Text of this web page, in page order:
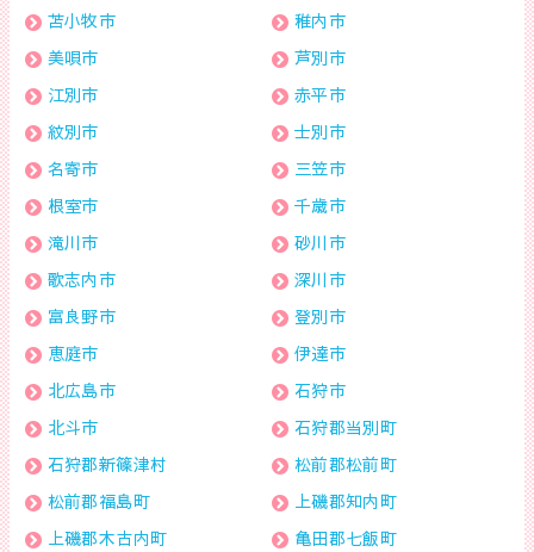
苫小牧市
稚内市
美唄市
芦別市
江別市
赤平市
紋別市
士別市
名寄市
三笠市
根室市
千歳市
滝川市
砂川市
歌志内市
深川市
富良野市
登別市
恵庭市
伊達市
北広島市
石狩市
北斗市
石狩郡当別町
石狩郡新篠津村
松前郡松前町
松前郡福島町
上磯郡知内町
上磯郡木古内町
亀田郡七飯町